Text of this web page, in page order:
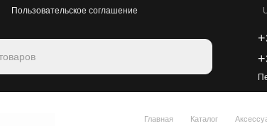
Пользовательское соглашение
Главная Каталог